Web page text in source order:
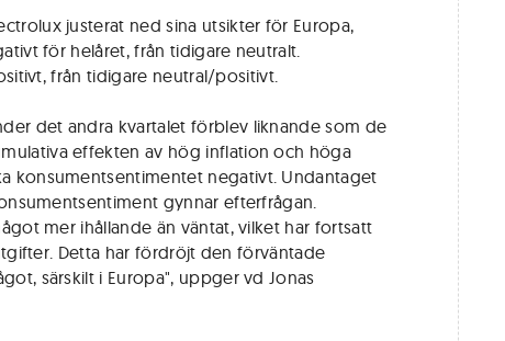
justerat ned sina utsikter för Europa,
för helåret, från tidigare neutralt.
från tidigare neutral/positivt.
det andra kvartalet förblev liknande som de
effekten av hög inflation och höga
konsumentsentimentet negativt. Undantaget
gynnar efterfrågan.
mer ihållande än väntat, vilket har fortsatt
Detta har fördröjt den förväntade
särskilt i Europa", uppger vd Jonas